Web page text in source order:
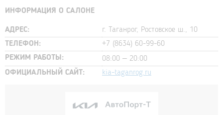
ИНФОРМАЦИЯ О САЛОНЕ
АДРЕС:
г. Таганрог, Ростовское ш., 10
ТЕЛЕФОН:
+7 (8634) 60-99-60
РЕЖИМ РАБОТЫ:
08:00 – 20:00
ОФИЦИАЛЬНЫЙ САЙТ:
kia-taganrog.ru